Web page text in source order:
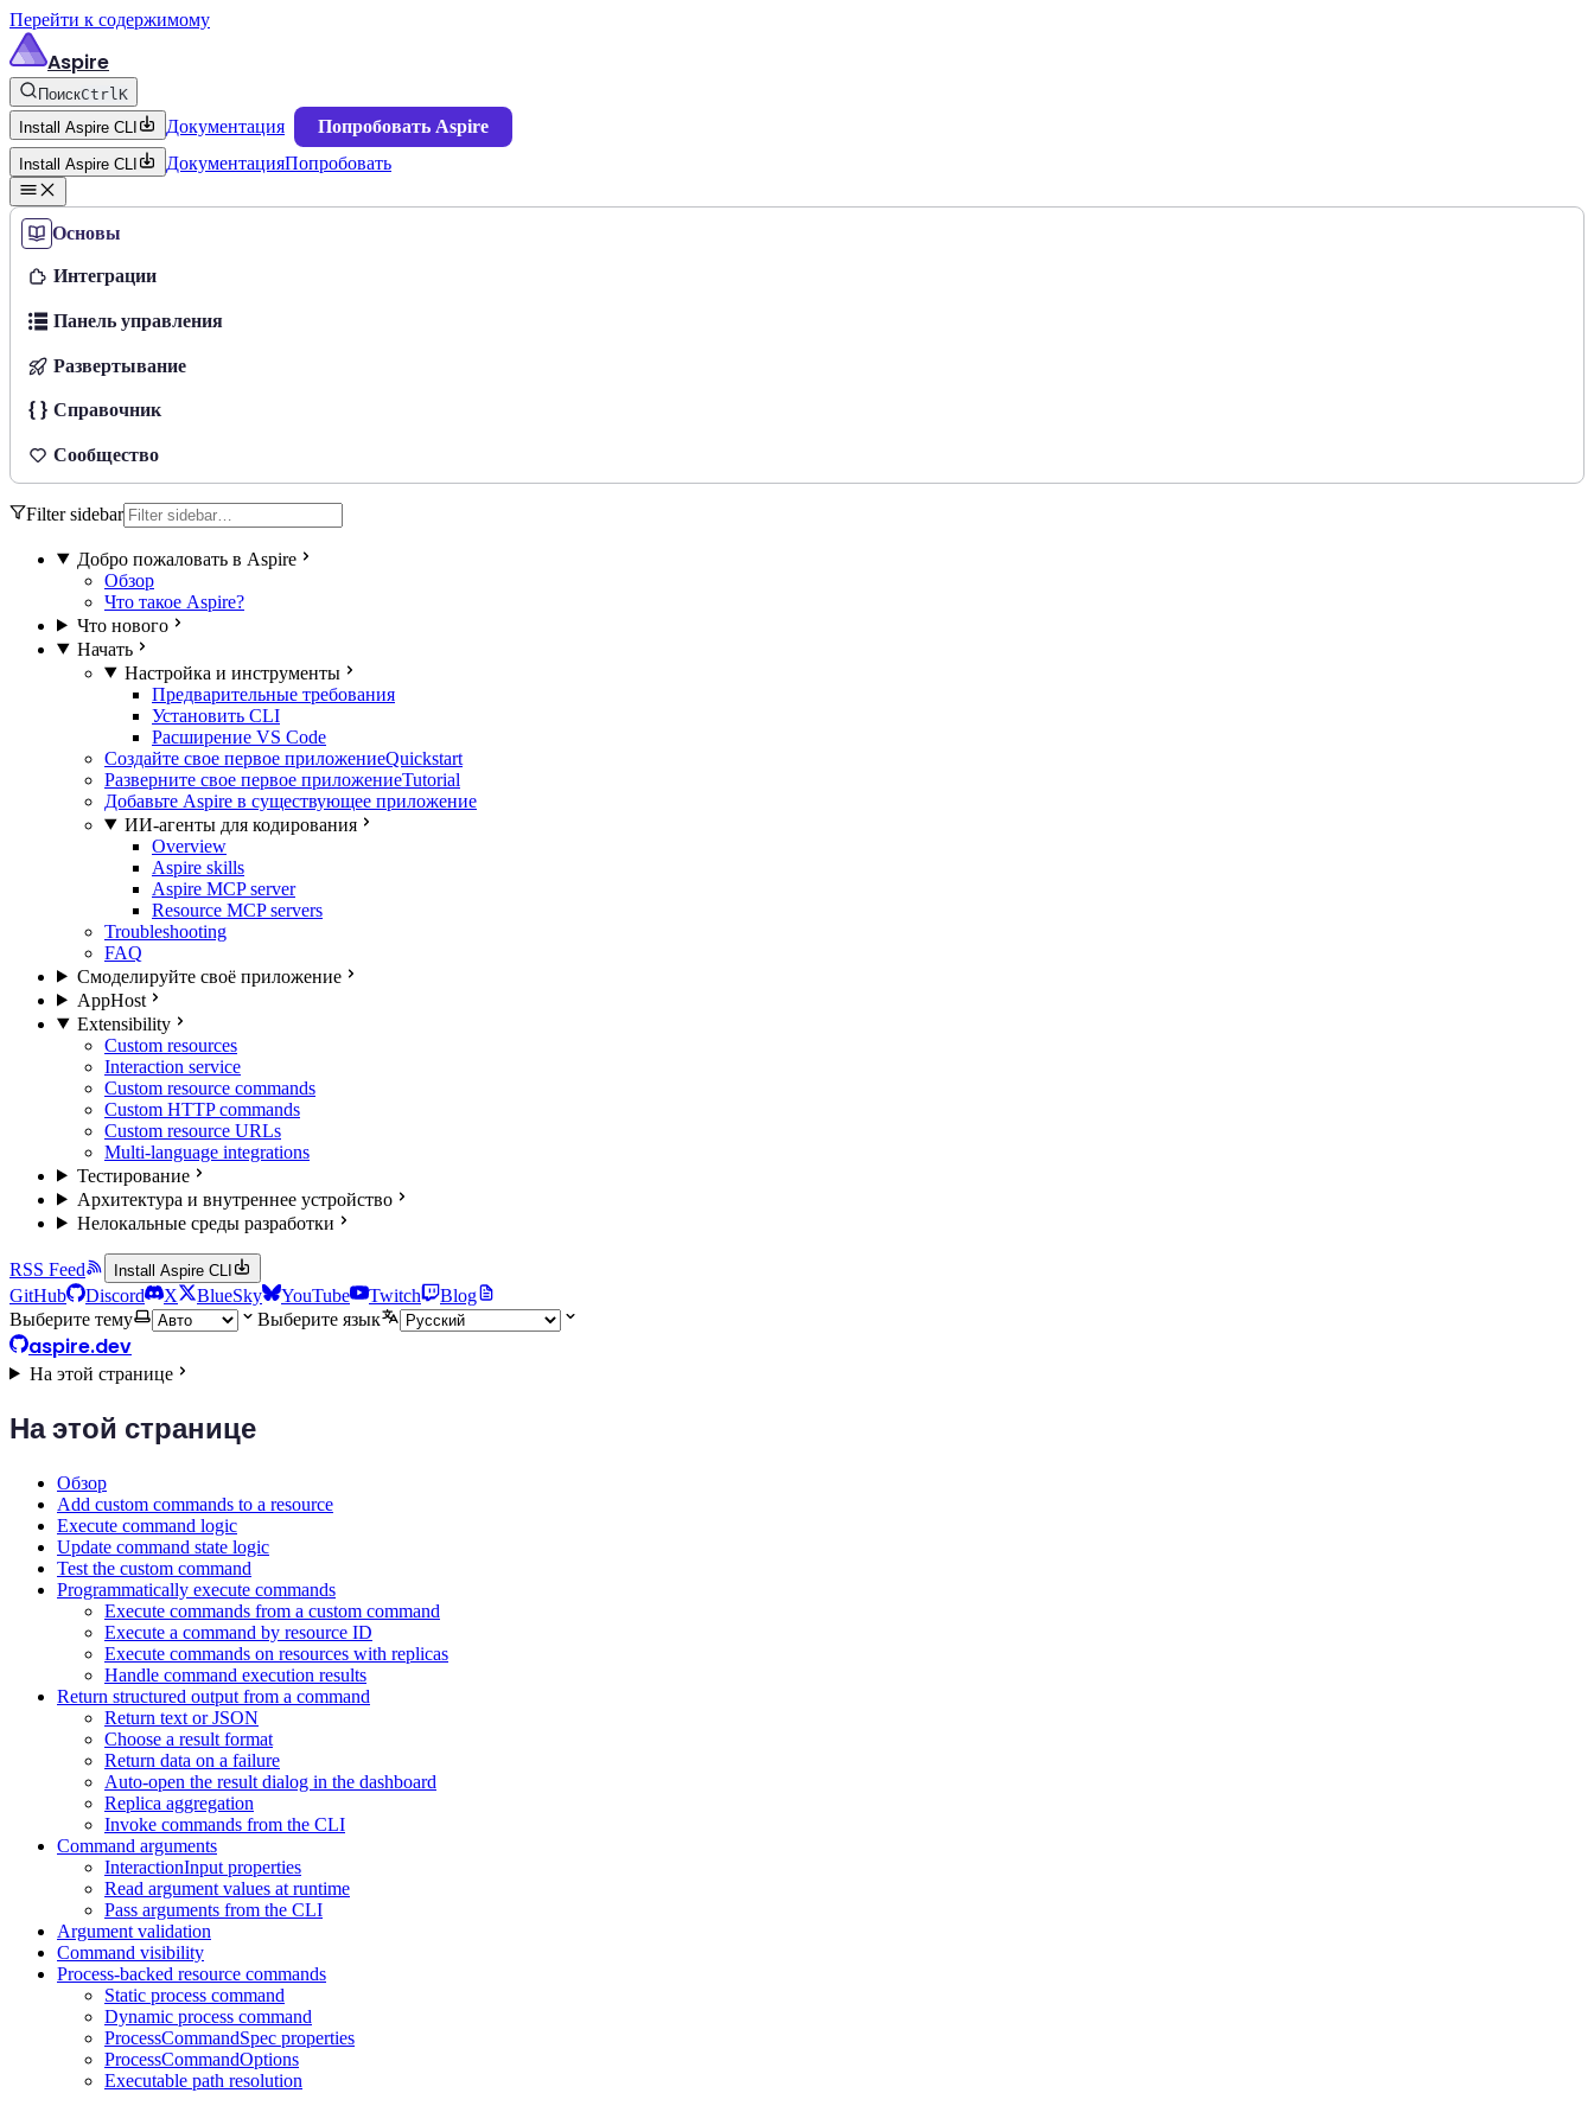
Перейти к содержимому
Aspire
ПоискCtrlK
Install Aspire CLI
Документация Попробовать Aspire
Install Aspire CLI ДокументацияПопробовать
Основы
Интеграции
Панель управления
Развертывание
Справочник
Сообщество
Filter sidebar
Добро пожаловать в Aspire
Обзор
Что такое Aspire?
Что нового
Начать
Настройка и инструменты
Предварительные требования
Установить CLI
Расширение VS Code
Создайте свое первое приложениеQuickstart
Разверните свое первое приложениеTutorial
Добавьте Aspire в существующее приложение
ИИ-агенты для кодирования
Overview
Aspire skills
Aspire MCP server
Resource MCP servers
Troubleshooting
FAQ
Смоделируйте своё приложение
AppHost
Extensibility
Custom resources
Interaction service
Custom resource commands
Custom HTTP commands
Custom resource URLs
Multi-language integrations
Тестирование
Архитектура и внутреннее устройство
Нелокальные среды разработки
RSS Feed Install Aspire CLI
GitHub Discord X BlueSky YouTube Twitch
Blog
Выберите тему
Выберите язык
aspire.dev
На этой странице
На этой странице
Обзор
Add custom commands to a resource
Execute command logic
Update command state logic
Test the custom command
Programmatically execute commands
Execute commands from a custom command
Execute a command by resource ID
Execute commands on resources with replicas
Handle command execution results
Return structured output from a command
Return text or JSON
Choose a result format
Return data on a failure
Auto-open the result dialog in the dashboard
Replica aggregation
Invoke commands from the CLI
Command arguments
InteractionInput properties
Read argument values at runtime
Pass arguments from the CLI
Argument validation
Command visibility
Process-backed resource commands
Static process command
Dynamic process command
ProcessCommandSpec properties
ProcessCommandOptions
Executable path resolution